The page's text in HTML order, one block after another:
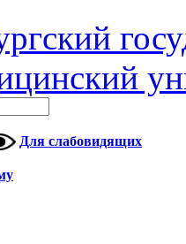
Для слабовидящих